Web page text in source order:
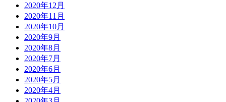
2020年12月
2020年11月
2020年10月
2020年9月
2020年8月
2020年7月
2020年6月
2020年5月
2020年4月